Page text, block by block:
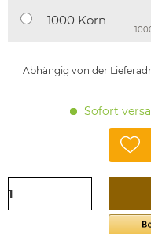
1000 Korn
Abhängig von der
Sofort